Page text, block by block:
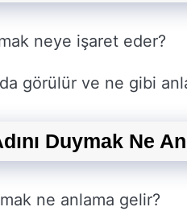
neye işaret eder?
görülür ve ne gibi
Duymak Ne
ne anlama gelir?